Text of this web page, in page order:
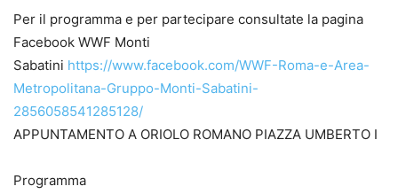
Per il programma e per partecipare consultate la pagina
Facebook WWF Monti
Sabatini https://www.facebook.com/WWF-Roma-e-Area-
Metropolitana-Gruppo-Monti-Sabatini-
2856058541285128/
APPUNTAMENTO A ORIOLO ROMANO PIAZZA UMBERTO I
Programma